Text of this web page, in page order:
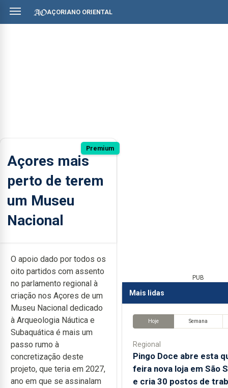
AÇORIANO ORIENTAL
Premium
Açores mais
perto de terem
um Museu
Nacional
O apoio dado por todos os
oito partidos com assento
no parlamento regional à
criação nos Açores de um
Museu Nacional dedicado
à Arqueologia Náutica e
Subaquática é mais um
passo rumo à
concretização deste
projeto, que teria em 2027,
ano em que se assinalam
PUB
Mais lidas
Hoje Semana
Regional
Pingo Doce abre esta
feira nova loja em São
e cria 30 postos de